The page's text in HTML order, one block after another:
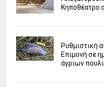
Κηποθέατρο
Ρυθμιστική
Επιμονή σε
άγριων